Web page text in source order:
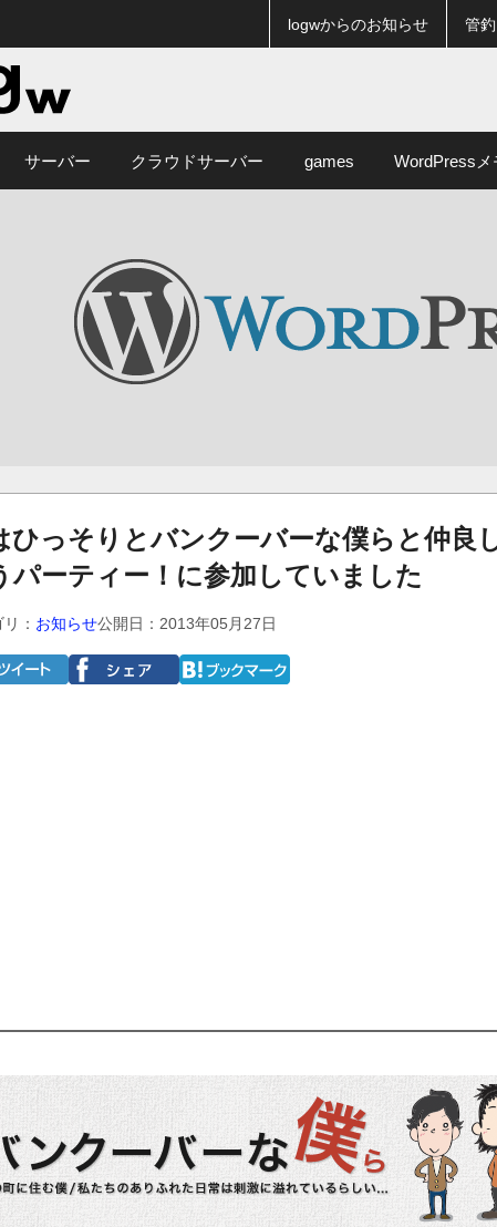
logwからのお知らせ 管
サーバー クラウドサーバー games WordPressメ
ひっそりとバンクーバーな僕らと仲良
パーティー！に参加していました
： お知らせ公開日：2013年05月27日